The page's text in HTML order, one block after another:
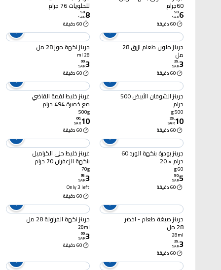
60جرام
6
.
50
SAR
60 دقيقة
للحلويات 76 جرام
8
.
50
SAR
60 دقيقة
جرينز ملون طعام ازرق 28
مل
3
.
25
SAR
60 دقيقة
جرينز نكهة موز 28 مل
28 ml
3
.
00
SAR
60 دقيقة
جرينز الشوفان الأبيض 500
جرام
500 g
10
.
25
SAR
60 دقيقة
غرينز خليط لقمة القاضي
مع خميرة 494 جرام
500g
10
.
00
SAR
60 دقيقة
جرينز بودرة بنكهة الورد 60
جرام × 20
60 g
5
.
50
SAR
60 دقيقة
غرينز خليط حلى الكراميل
بنكهة الزعفران 70 جرام
70g
3
.
95
SAR
Only 3 left
60 دقيقة
جرينز صبغة طعام - اخضر
28 مل
28ml
3
.
25
SAR
60 دقيقة
جرينز نكهة الفراولة 28 مل
28ml
3
.
00
SAR
60 دقيقة